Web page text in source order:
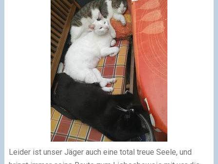
Leider ist unser Jäger auch eine total treue Seele, und